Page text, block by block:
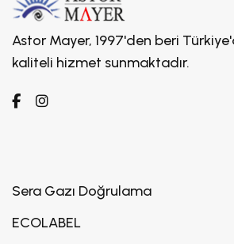
Astor Mayer, 1997'den beri
kaliteli hizmet sunmaktadır.
Sera Gazı Doğrulama
ECOLABEL